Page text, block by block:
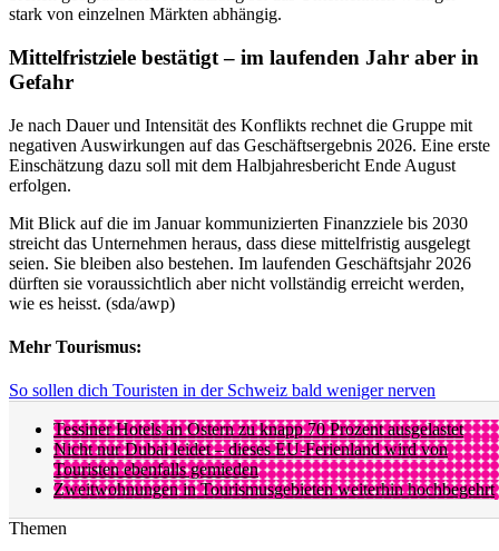
stark von einzelnen Märkten abhängig.
Mittelfristziele bestätigt – im laufenden Jahr aber in
Gefahr
Je nach Dauer und Intensität des Konflikts rechnet die Gruppe mit
negativen Auswirkungen auf das Geschäftsergebnis 2026. Eine erste
Einschätzung dazu soll mit dem Halbjahresbericht Ende August
erfolgen.
Mit Blick auf die im Januar kommunizierten Finanzziele bis 2030
streicht das Unternehmen heraus, dass diese mittelfristig ausgelegt
seien. Sie bleiben also bestehen. Im laufenden Geschäftsjahr 2026
dürften sie voraussichtlich aber nicht vollständig erreicht werden,
wie es heisst. (sda/awp)
Mehr Tourismus:
So sollen dich Touristen in der Schweiz bald weniger nerven
Tessiner Hotels an Ostern zu knapp 70 Prozent ausgelastet
Nicht nur Dubai leidet – dieses EU-Ferienland wird von
Touristen ebenfalls gemieden
Zweitwohnungen in Tourismusgebieten weiterhin hochbegehrt
Themen